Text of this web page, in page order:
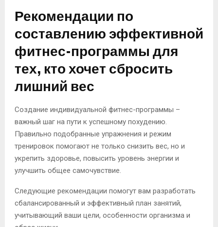
Рекомендации по
составлению эффективной
фитнес-программы для
тех, кто хочет сбросить
лишний вес
Создание индивидуальной фитнес-программы –
важный шаг на пути к успешному похудению.
Правильно подобранные упражнения и режим
тренировок помогают не только снизить вес, но и
укрепить здоровье, повысить уровень энергии и
улучшить общее самочувствие.
Следующие рекомендации помогут вам разработать
сбалансированный и эффективный план занятий,
учитывающий ваши цели, особенности организма и